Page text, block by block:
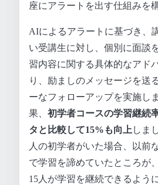
座にアラートを出す仕組みを
AIによるアラートに基づき、
い受講生に対し、個別に面談
習内容に関する具体的なアド
り、励ましのメッセージを送
ーなフォローアップを実施し
果、 初学者コースの学習継続
タと比較して15%も向上 しま
人の初学者がいた場合、以前
で学習を諦めていたところが
15人が学習を継続できるよう